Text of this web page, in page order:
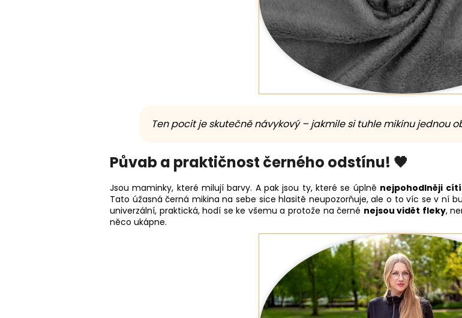
Ten pocit je skutečně návykový – jakmile si tuhle mikinu jednou
Půvab a praktičnost černého odstínu! 🖤
Jsou maminky, které milují barvy. A pak jsou ty, které se úplně nejpohodlněji
Tato úžasná černá mikina na sebe sice hlasitě neupozorňuje, ale o to víc se v ní
univerzální, praktická, hodí se ke všemu a protože na černé nejsou vidět fleky,
něco ukápne.